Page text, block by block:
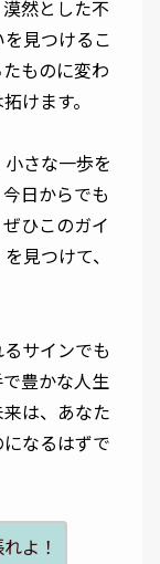
然とした不
見つけるこ
ものに変わ
けます。
さな一歩を
日からでも
ひこのガイ
見つけて、
サインでも
豊かな人生
は、あなた
なるはずで
よ！